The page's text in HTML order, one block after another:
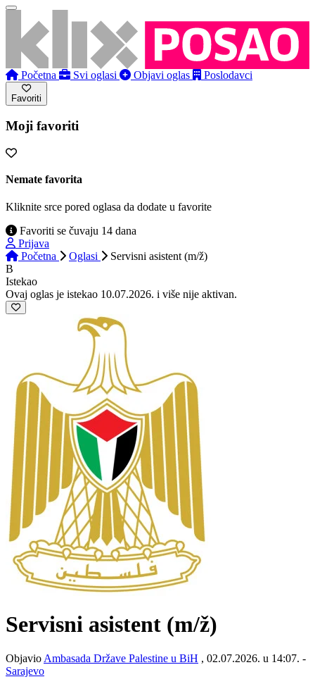
Početna Svi oglasi Objavi oglas Poslodavci
Favoriti
Moji favoriti
Nemate favorita
Kliknite srce pored oglasa da dodate u favorite
Favoriti se čuvaju 14 dana
Prijava
Početna
Oglasi
Servisni asistent (m/ž)
B
Istekao
Ovaj oglas je istekao 10.07.2026. i više nije aktivan.
Servisni asistent (m/ž)
Objavio Ambasada Države Palestine u BiH , 02.07.2026. u 14:07. -
Sarajevo